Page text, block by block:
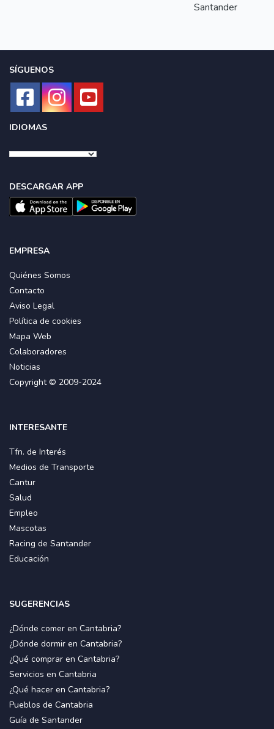
Santander
SÍGUENOS
IDIOMAS
DESCARGAR APP
EMPRESA
Quiénes Somos
Contacto
Aviso Legal
Política de cookies
Mapa Web
Colaboradores
Noticias
Copyright © 2009-2024
INTERESANTE
Tfn. de Interés
Medios de Transporte
Cantur
Salud
Empleo
Mascotas
Racing de Santander
Educación
SUGERENCIAS
¿Dónde comer en Cantabria?
¿Dónde dormir en Cantabria?
¿Qué comprar en Cantabria?
Servicios en Cantabria
¿Qué hacer en Cantabria?
Pueblos de Cantabria
Guía de Santander